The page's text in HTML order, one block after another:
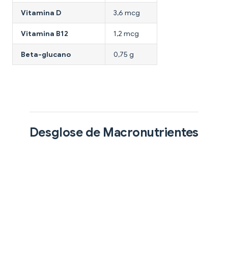
Vitamina D 3,6 mcg
Vitamina B12 1,2 mcg
Beta-glucano 0,75 g
Desglose de Macronutrientes